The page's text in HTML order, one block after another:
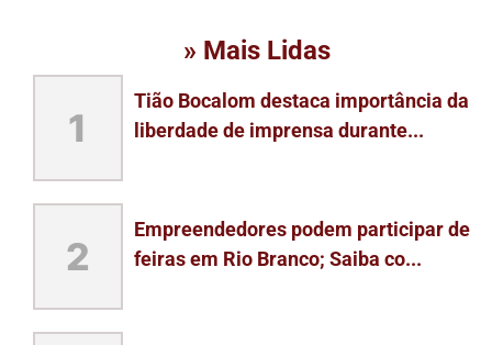
» Mais Lidas
1
Tião Bocalom destaca importância da
liberdade de imprensa durante...
2
Empreendedores podem participar de
feiras em Rio Branco; Saiba co...